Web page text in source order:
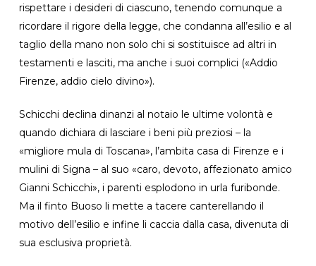
rispettare i desideri di ciascuno, tenendo comunque a
ricordare il rigore della legge, che condanna all’esilio e al
taglio della mano non solo chi si sostituisce ad altri in
testamenti e lasciti, ma anche i suoi complici («Addio
Firenze, addio cielo divino»).
Schicchi declina dinanzi al notaio le ultime volontà e
quando dichiara di lasciare i beni più preziosi – la
«migliore mula di Toscana», l’ambita casa di Firenze e i
mulini di Signa – al suo «caro, devoto, affezionato amico
Gianni Schicchi», i parenti esplodono in urla furibonde.
Ma il finto Buoso li mette a tacere canterellando il
motivo dell’esilio e infine li caccia dalla casa, divenuta di
sua esclusiva proprietà.